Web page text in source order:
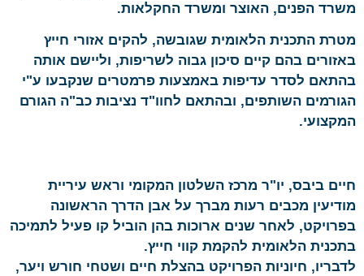
משרד הפנים, האוצר ומשרד החקלאות.
מטרת התכנית הלאומית שגובשה, להקים אזורי חייץ
באזורים בהם קיים סיכון גבוה לשריפות, וליישם אותה
בהתאם לסדר עדיפות באמצעות פרמטרים שנקבעו ע"י
הגורמים השותפים, ובהתאם לחוו"ד נציבות כב"ה הגורם
המקצועי.
חיים ביבס, יו"ר מרכז השלטון המקומי וראש עיריית
מודיעין מכבים רעות מברך על אבן הדרך הראשונה
בפרויקט, לאחר שנים ארוכות בהן הוביל קו פעיל לתמיכה
בתכנית הלאומית להקמת קווי חייץ.
לדבריו, חיוניות הפרויקט בהצלת חיים ושטחי חורש ויער,